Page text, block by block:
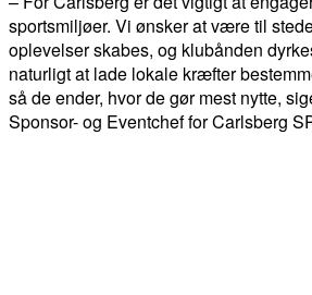
sportsmiljøer. Vi ønsker at være til
oplevelser skabes, og klubånden
naturligt at lade lokale kræfter
så de ender, hvor de gør mest nytte,
Sponsor- og Eventchef for Carlsberg